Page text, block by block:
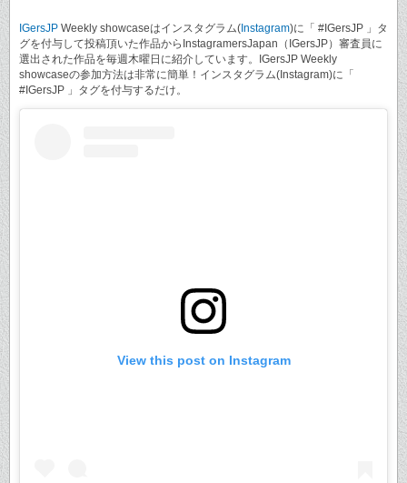
IGersJP Weekly showcaseはインスタグラム( Instagram)に「 #IGersJP 」タ
グを付与して投稿頂いた作品からInstagramersJapan（IGersJP）審査員に
選出された作品を毎週木曜日に紹介しています。IGersJP Weekly
showcaseの参加方法は非常に簡単！インスタグラム(Instagram)に「
#IGersJP 」タグを付与するだけ。
View this post on Instagram